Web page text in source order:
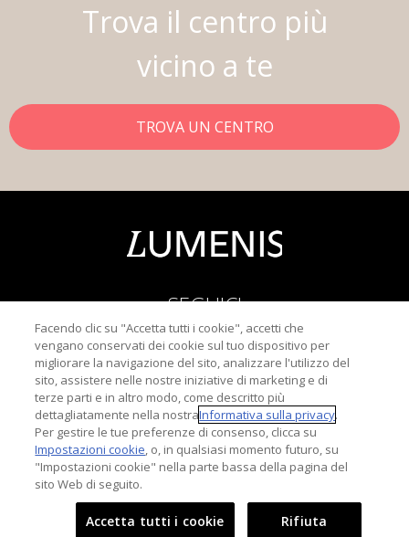
Trova il centro più
vicino a te
TROVA UN CENTRO
SEGUICI
Informativa sulla Privacy
Termini di u
Importanti Informazioni Sulla Sicurezza
Lumenis Be (Italy) S.r.l. Tutti i diritti
Facendo clic su "Accetta tutti i cookie", accetti che
vengano conservati dei cookie sul tuo dispositivo per
migliorare la navigazione del sito, analizzare l'utilizzo del
sito, assistere nelle nostre iniziative di marketing e di
terze parti e in altro modo, come descritto più
dettagliatamente nella nostraInformativa sulla privacy.
Per gestire le tue preferenze di consenso, clicca su
Impostazioni cookie, o, in qualsiasi momento futuro, su
"Impostazioni cookie" nella parte bassa della pagina del
sito Web di seguito.
Rifiuta
Accetta tutti i cookie